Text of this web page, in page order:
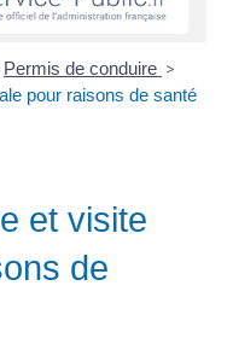
Permis de conduire >
pour raisons de santé
et visite
de